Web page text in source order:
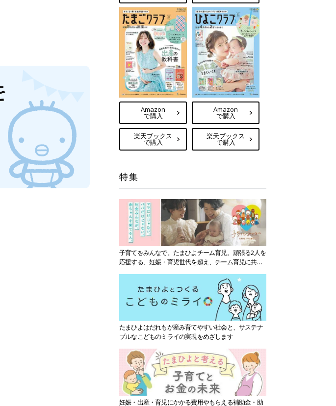
Amazon
で購入
楽天ブックス
で購入
Amazon
で購入
楽天ブックス
で購入
特集
子育てをみんなで。たまひよチーム育児。頑張る2人を
応援する、妊娠・育児世代を超え、チーム育児に共感
たまひよはだれもが産み育てやすい社会と、サステナ
ブルなこどものミライの実現をめざします
妊娠・出産・育児にかかる費用やもらえる補助金・助